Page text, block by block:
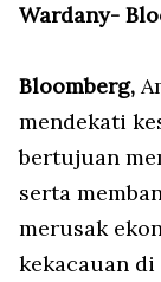
Wardany-
Bloomberg,
mendekati
bertujuan
serta
merusak
kekacauan